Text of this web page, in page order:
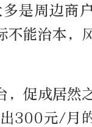
是周边商
不能治本，
，促成居然
300元/月